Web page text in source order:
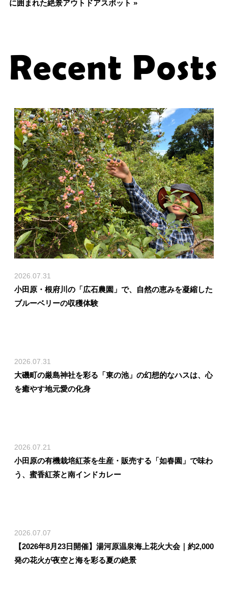
に囲まれた絶景アウトドアスポット »
Recent Posts
2026.07.31
小田原・根府川の「広石農園」で、自然の恵みを凝縮した
ブルーベリーの収穫体験
2026.07.31
大磯町の厳島神社を彩る「東の池」の幻想的なハスは、心
を癒やす地元愛の化身
2026.07.21
小田原の有機栽培紅茶を生産・販売する「如春園」で味わ
う、蜜香紅茶と南インドカレー
2026.07.07
【2026年8月23日開催】湯河原温泉海上花火大会｜約2,000
発の花火が夜空と海を彩る夏の絶景